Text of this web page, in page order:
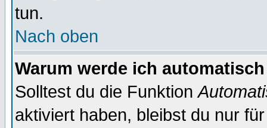
tun.
Nach oben
Warum werde ich
Solltest du die Funktion
aktiviert haben, bleibst du nur